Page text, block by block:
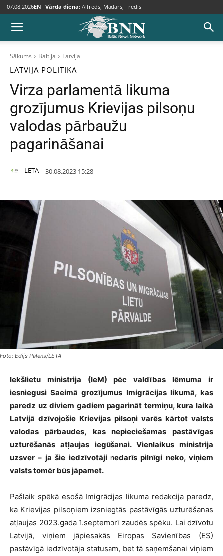
07.08.2026EN Vārda diena: Alfrēds, Madars, Fredis
Sākums Baltija Latvija
LATVIJA POLITIKA
Virza parlamentā likuma
grozījumus Krievijas pilsoņu
valodas pārbaužu
pagarināšanai
LETA 30.08.2023 15:28
Foto: Edijs Pālens/LETA
Iekšlietu ministrija (IeM) pēc valdības lēmuma ir
iesniegusi Saeimā grozījumus Imigrācijas likumā, kas
paredz uz diviem gadiem pagarināt termiņu, kura laikā
Latvijā dzīvojošie Krievijas pilsoņi varēs kārtot valsts
valodas pārbaudes, kas nepieciešamas pastāvīgas
uzturēšanās atļaujas iegūšanai. Vienlaikus ministrija
uzsver – ja šie iedzīvotāji nedarīs pilnīgi neko, viņiem
valsts tomēr būs jāpamet.
Pašlaik spēkā esošā Imigrācijas likuma redakcija paredz,
ka Krievijas pilsoņiem izsniegtās pastāvīgās uzturēšanas
atļaujas 2023.gada 1.septembrī zaudēs spēku. Lai dzīvotu
Latvijā, viņiem jāpiesakās Eiropas Savienības (ES)
pastāvīgā iedzīvotāja statusam, bet tā saņemšanai viņiem